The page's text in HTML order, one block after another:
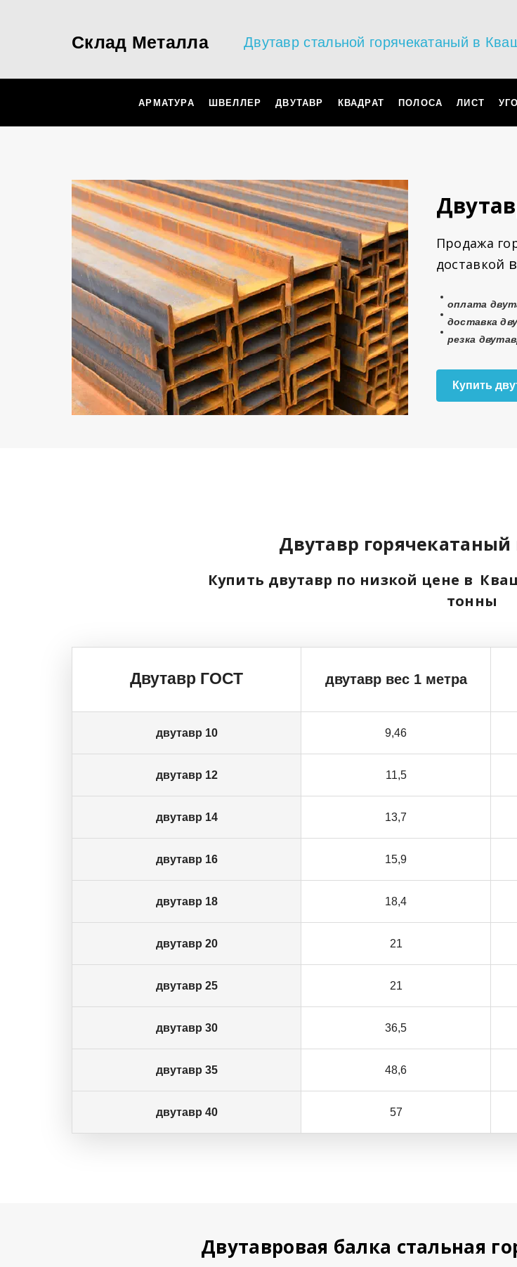
Склад Металла Двутавр стальной горячекатаный в
АРМАТУРА ШВЕЛЛЕР ДВУТАВР КВАДРАТ ПОЛОСА ЛИСТ
Продажа
доставкой
оплата
доставка
резка
Купить
Двутавр
Купить двутавр по низкой цене в
тонны
Двутавр ГОСТ двутавр вес 1 метра
двутавр 10 9,46
двутавр 12 11,5
двутавр 14 13,7
двутавр 16 15,9
двутавр 18 18,4
двутавр 20 21
двутавр 25 21
двутавр 30 36,5
двутавр 35 48,6
двутавр 40 57
Двутавровая балка стальная